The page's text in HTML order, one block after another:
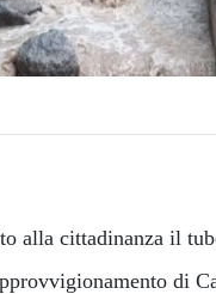
alla cittadinanza il
di